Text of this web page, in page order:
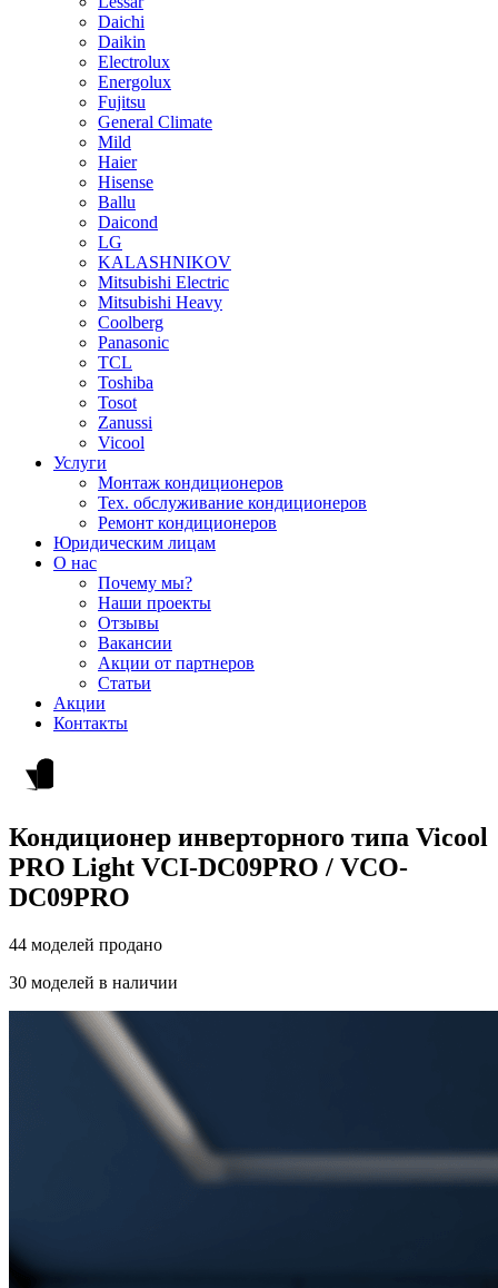
Daichi
Daikin
Electrolux
Energolux
Fujitsu
General Climate
Mild
Haier
Hisense
Ballu
Daicond
LG
KALASHNIKOV
Mitsubishi Electric
Mitsubishi Heavy
Сoolberg
Panasonic
TCL
Toshiba
Tosot
Zanussi
Vicool
Услуги
Монтаж кондиционеров
Тех. обслуживание кондиционеров
Ремонт кондиционеров
Юридическим лицам
О нас
Почему мы?
Наши проекты
Отзывы
Вакансии
Акции от партнеров
Статьи
Акции
Контакты
Кондиционер инверторного типа Vicool
PRO Light VCI-DC09PRO / VCO-
DC09PRO
44 моделей продано
30 моделей в наличии